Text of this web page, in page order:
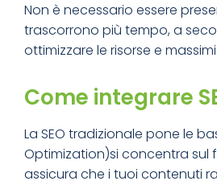
Non è necessario essere
trascorrono più tempo, a
ottimizzare le risorse e
Come integrare
La SEO tradizionale pone le
Optimization)si concentra sul
assicura che i tuoi contenuti